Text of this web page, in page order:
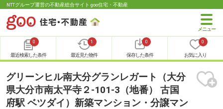
NTTグループ運営の不動産総合サイト goo住宅・不動産
0
最近検索した条件
1
最近見た物件
0
保存した条件
0
お気に入り
グリーンヒル南大分グランレガート（大分
県大分市南太平寺２-101-3（地番） 古国
府駅 ベツダイ）新築マンション・分譲マン